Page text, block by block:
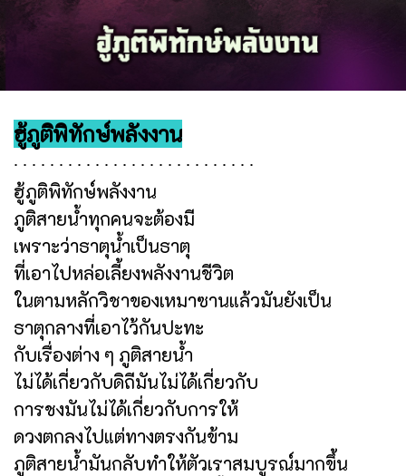
ฮู้ภูติพิทักษ์พลังงาน
∙ ∙ ∙ ∙ ∙ ∙ ∙ ∙ ∙ ∙ ∙ ∙ ∙ ∙ ∙ ∙ ∙ ∙ ∙ ∙ ∙ ∙ ∙ ∙ ∙ ∙ ∙
ฮู้ภูติพิทักษ์พลังงาน
ภูติสายน้ำทุกคนจะต้องมี
เพราะว่าธาตุน้ำเป็นธาตุ
ที่เอาไปหล่อเลี้ยงพลังงานชีวิต
ในตามหลักวิชาของเหมาซานแล้วมันยังเป็น
ธาตุกลางที่เอาไว้กันปะทะ
กับเรื่องต่าง ๆ ภูติสายน้ำ
ไม่ได้เกี่ยวกับดิถีมันไม่ได้เกี่ยวกับ
การชงมันไม่ได้เกี่ยวกับการให้
ดวงตกลงไปแต่ทางตรงกันข้าม
ภูติสายน้ำมันกลับทำให้ตัวเราสมบูรณ์มากขึ้น